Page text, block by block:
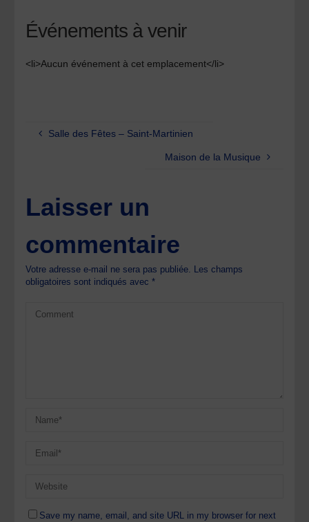
Événements à venir
<li>Aucun événement à cet emplacement</li>
Salle des Fêtes – Saint-Martinien
Maison de la Musique
Laisser un
commentaire
Votre adresse e-mail ne sera pas publiée. Les champs
obligatoires sont indiqués avec*
Save my name, email, and site URL in my browser for next